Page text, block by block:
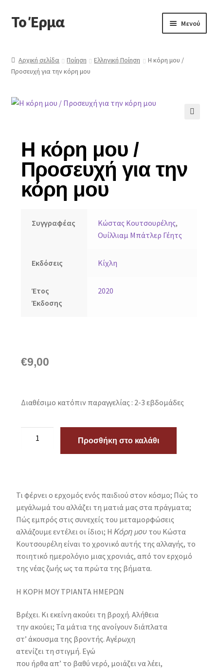
Το Έρμα Μενού
Ποιοι είμαστε
Κατηγορίες Βιβλίων
Επικοινωνία
Αρχική σελίδα Ποίηση Ελληνική Ποίηση
Η κόρη μου /
Προσευχή για την κόρη μου
Η κόρη μου /
Προσευχή για την
κόρη μου
Συγγραφέας Κώστας Κουτσουρέλης,
Ουίλλιαμ Μπάτλερ Γέητς
Εκδόσεις Κίχλη
Έτος
Έκδοσης
2020
€9,00
Διαθέσιμο κατόπιν παραγγελίας : 2-3 εβδομάδες
Προσθήκη στο καλάθι
Τι φέρνει ο ερχομός ενός παιδιού στον κόσμο; Πώς το
μεγάλωμά του αλλάζει τη ματιά μας στα πράγματα;
Πώς εμπρός στις συνεχείς του μεταμορφώσεις
αλλάζουμε εντέλει οι ίδιοι; Η Κόρη μουτου Κώστα
Κουτσουρέλη είναι το χρονικό αυτής της αλλαγής, το
ποιητικό ημερολόγιο μιας χρονιάς, από τον ερχομό
της νέας ζωής ως τα πρώτα της βήματα.
Η ΚΟΡΗ ΜΟΥ ΤΡΙΑΝΤΑ ΗΜΕΡΩΝ
Βρέχει. Κι εκείνη ακούει τη βροχή. Αλήθεια
την ακούει; Τα μάτια της ανοίγουν διάπλατα
στ’ άκουσμα της βροντής. Αγέρωχη
ατενίζει τη στιγμή. Εγώ
που ήρθα απ’ το βαθύ νερό, μοιάζει να λέει,